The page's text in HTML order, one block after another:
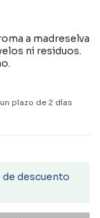
a madreselva
ni residuos.
plazo de 2 días
descuento